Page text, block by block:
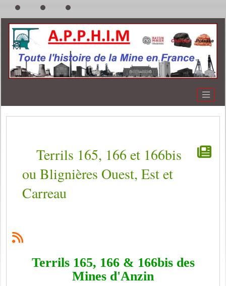
Terrils 165, 166 et 166bis
ou Blignières Ouest, Est et
Carreau
Terrils 165, 166 & 166bis des
Mines d'Anzin